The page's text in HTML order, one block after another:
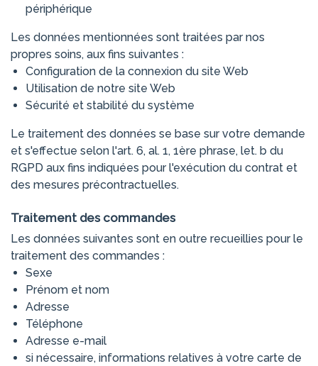
périphérique
Les données mentionnées sont traitées par nos
propres soins, aux fins suivantes :
Configuration de la connexion du site Web
Utilisation de notre site Web
Sécurité et stabilité du système
Le traitement des données se base sur votre demande
et s'effectue selon l'art. 6, al. 1, 1ère phrase, let. b du
RGPD aux fins indiquées pour l'exécution du contrat et
des mesures précontractuelles.
Traitement des commandes
Les données suivantes sont en outre recueillies pour le
traitement des commandes :
Sexe
Prénom et nom
Adresse
Téléphone
Adresse e-mail
si nécessaire, informations relatives à votre carte de